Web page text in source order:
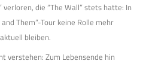
verloren, die “The Wall” stets hatte: In
Them”-Tour keine Rolle mehr
bleiben.
verstehen: Zum Lebensende hin